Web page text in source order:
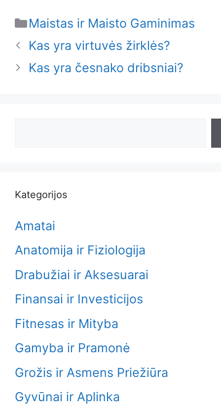
Categories
Maistas ir Maisto Gaminimas
Kas yra virtuvės žirklės?
Kas yra česnako dribsniai?
Kategorijos
Amatai
Anatomija ir Fiziologija
Drabužiai ir Aksesuarai
Finansai ir Investicijos
Fitnesas ir Mityba
Gamyba ir Pramonė
Grožis ir Asmens Priežiūra
Gyvūnai ir Aplinka